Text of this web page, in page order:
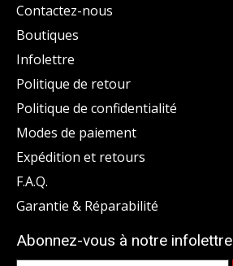
Contactez-nous
Boutiques
Infolettre
Politique de retour
Politique de confidentialité
Modes de paiement
Expédition et retours
F.A.Q.
Garantie & Réparabilité
Abonnez-vous à notre infolettre